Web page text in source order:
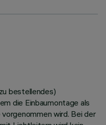
bestellendes)
die Einbaumontage als
wird. Bei der